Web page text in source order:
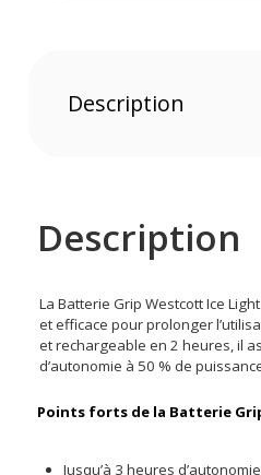
Description
Description
La Batterie Grip Westcott Ice
et efficace pour prolonger
et rechargeable en 2 heures, il
d’autonomie à 50 % de
Points forts de la Batterie
Jusqu’à 3 heures d’autonomie